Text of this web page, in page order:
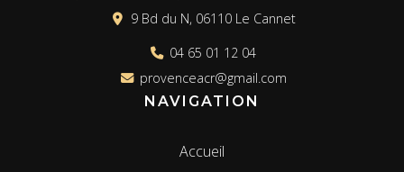
9 Bd du N, 06110 Le Cannet
04 65 01 12 04
provenceacr@gmail.com
NAVIGATION
Accueil